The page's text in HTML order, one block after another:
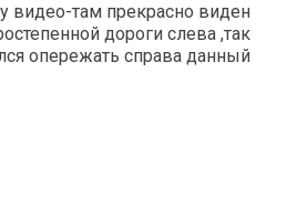
видео-там прекрасно виден
дороги слева ,так
опережать справа данный